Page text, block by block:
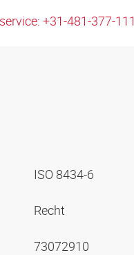
+31-481-377-111
ISO 8434-6
Recht
73072910